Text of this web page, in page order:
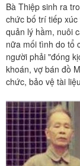
Bà Thiệp sinh ra
chức bố trí tiếp
quản lý hầm, nuôi
nữa mối tình do tổ
người phải "đóng
khoán, vợ bán đồ
chức, bảo vệ tài